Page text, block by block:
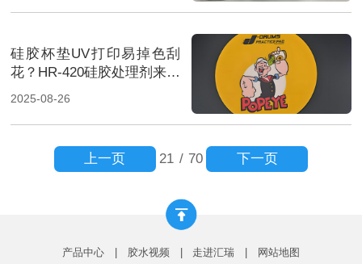
硅胶杯垫UV打印易掉色刮
花？HR-420硅胶处理剂来防
护
2025-08-26
21 / 70
上一页 下一页
产品中心 胶水视频 走进汇瑞 网站地图